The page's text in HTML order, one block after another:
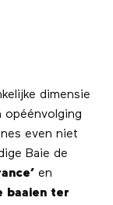
dimensie
opéénvolging
even niet
Baie de
en
baaien ter